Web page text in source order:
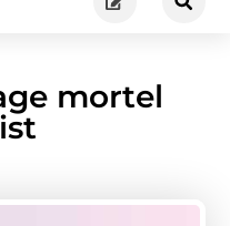
mortel